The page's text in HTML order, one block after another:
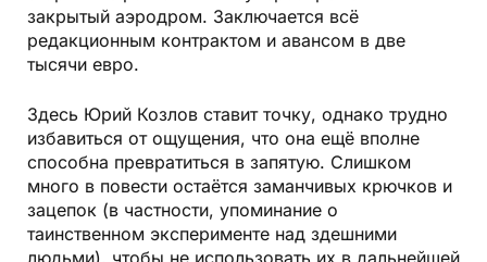
закрытый аэродром. Заключается всё
редакционным контрактом и авансом в две
тысячи евро.
Здесь Юрий Козлов ставит точку, однако трудно
избавиться от ощущения, что она ещё вполне
способна превратиться в запятую. Слишком
много в повести остаётся заманчивых крючков и
зацепок (в частности, упоминание о
таинственном эксперименте над здешними